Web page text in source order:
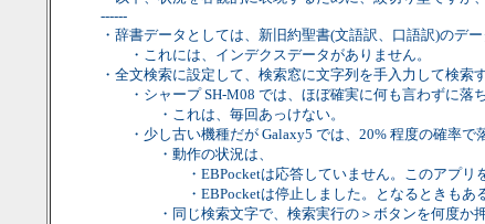
------
・辞書データとしては、新旧約聖書(文語訳、口語訳)のデー
・これには、インデクスデータがありません。
・全文検索に設定して、検索窓に文字列を手入力して検索
・シャープ SH-M08 では、ほぼ確実に何も言わずに落ち
・これは、毎回あっけない。
・少し古い機種だが Galaxy5 では、20% 程度の確率で落
・動作の状況は、
・EBPocketは応答していません。このアプリを終
・EBPocketは停止しました。となるときもある。
・同じ検索文字で、検索実行の＞ボタンを何度か押